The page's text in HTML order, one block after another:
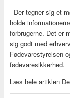
- Der tegner sig et
holde
forbrugerne. Det er
sig godt med
Fødevarestyrelsen
fødevaresikkerhed.
Læs hele artiklen